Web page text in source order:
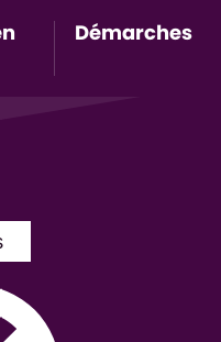
au sous-menu de
Démarches
Accès